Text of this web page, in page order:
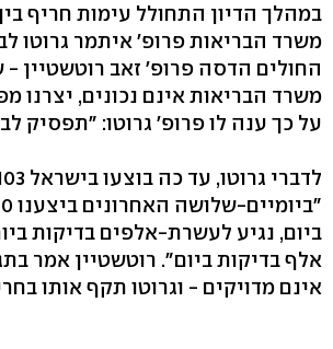
במהלך הדיון התחולל עימות חריף
משרד הבריאות פרופ' איתמר גרוטו
החולים הדסה פרופ' זאב רוטשטיין -
משרד הבריאות אינם נכונים, יצרנו
על כך ענה לו פרופ' גרוטו: "תפסיק
אלף בדיקות ביום". רוטשטיין אמר
אינם מדויקים - וגרוטו תקף אותו